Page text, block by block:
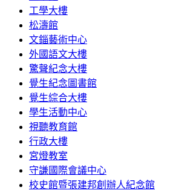
工學大樓
松濤館
文錙藝術中心
外國語文大樓
驚聲紀念大樓
覺生紀念圖書館
覺生綜合大樓
學生活動中心
視聽教育館
行政大樓
宮燈教室
守謙國際會議中心
校史館暨張建邦創辦人紀念館